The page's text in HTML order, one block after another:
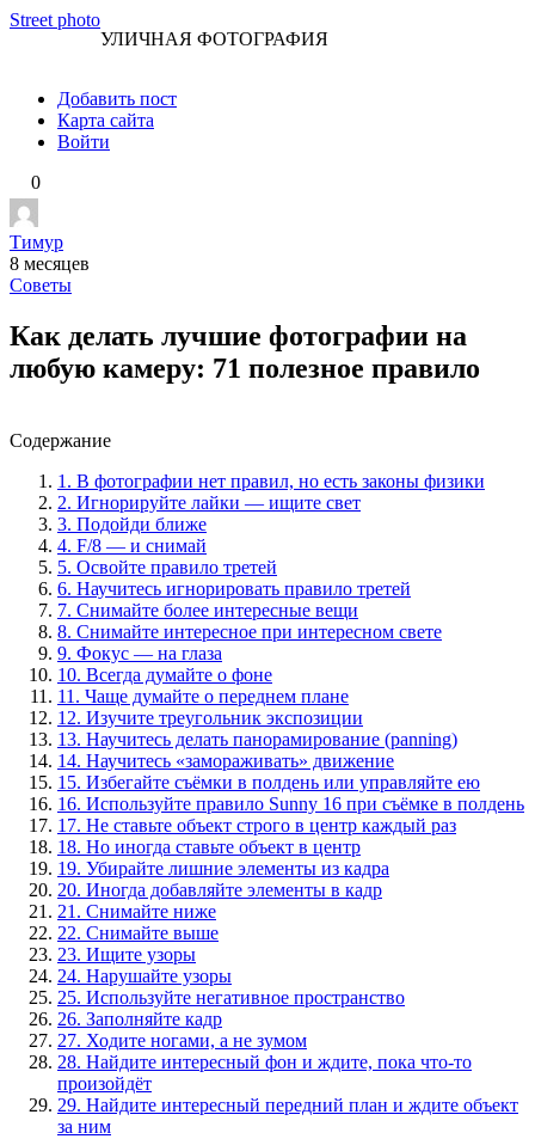
Перейти
Street photo
УЛИЧНАЯ ФОТОГРАФИЯ
Добавить пост
Карта сайта
Войти
0
Тимур
8 месяцев
Советы
Как делать лучшие фотографии на
любую камеру: 71 полезное правило
Содержание
1. В фотографии нет правил, но есть законы физики
2. Игнорируйте лайки — ищите свет
3. Подойди ближе
4. F/8 — и снимай
5. Освойте правило третей
6. Научитесь игнорировать правило третей
7. Снимайте более интересные вещи
8. Снимайте интересное при интересном свете
9. Фокус — на глаза
10. Всегда думайте о фоне
11. Чаще думайте о переднем плане
12. Изучите треугольник экспозиции
13. Научитесь делать панорамирование (panning)
14. Научитесь «замораживать» движение
15. Избегайте съёмки в полдень или управляйте ею
16. Используйте правило Sunny 16 при съёмке в полдень
17. Не ставьте объект строго в центр каждый раз
18. Но иногда ставьте объект в центр
19. Убирайте лишние элементы из кадра
20. Иногда добавляйте элементы в кадр
21. Снимайте ниже
22. Снимайте выше
23. Ищите узоры
24. Нарушайте узоры
25. Используйте негативное пространство
26. Заполняйте кадр
27. Ходите ногами, а не зумом
28. Найдите интересный фон и ждите, пока что-то
произойдёт
29. Найдите интересный передний план и ждите объект
за ним